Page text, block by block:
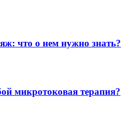
что о нем нужно знать?
микротоковая терапия?